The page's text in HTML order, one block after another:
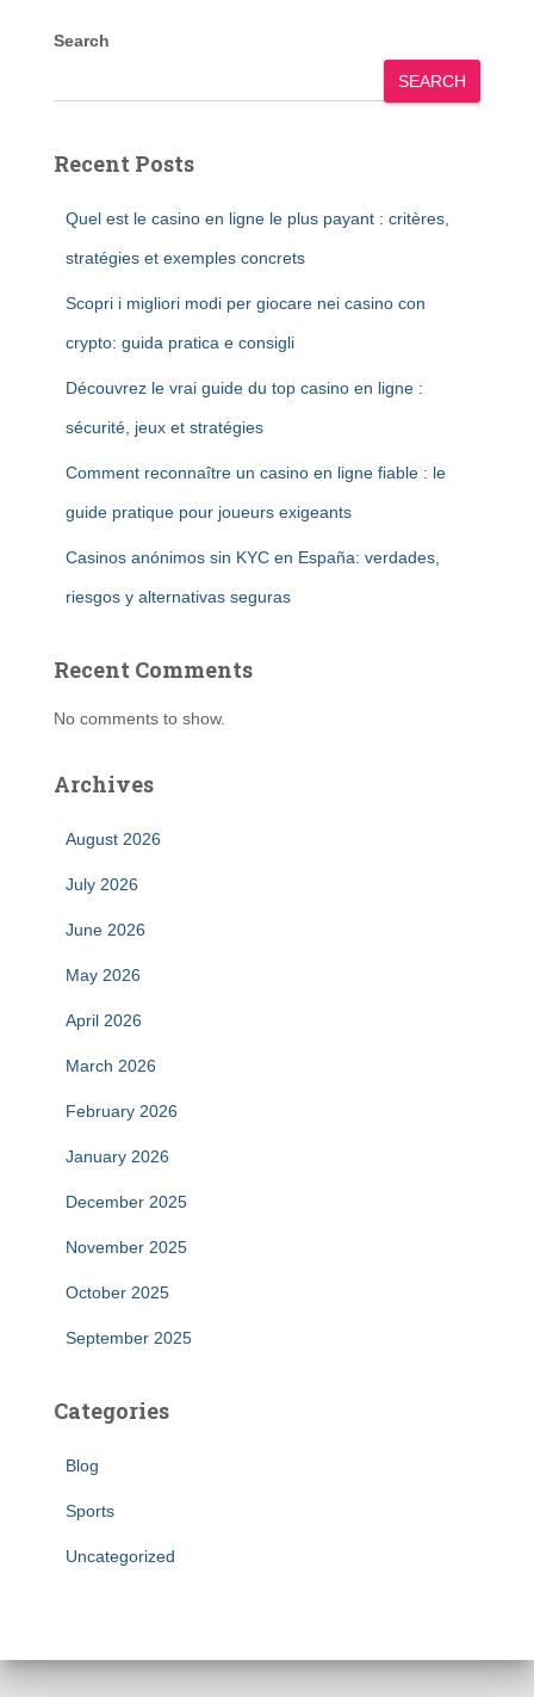
Search
SEARCH
Recent Posts
Quel est le casino en ligne le plus payant : critères,
stratégies et exemples concrets
Scopri i migliori modi per giocare nei casino con
crypto: guida pratica e consigli
Découvrez le vrai guide du top casino en ligne :
sécurité, jeux et stratégies
Comment reconnaître un casino en ligne fiable : le
guide pratique pour joueurs exigeants
Casinos anónimos sin KYC en España: verdades,
riesgos y alternativas seguras
Recent Comments
No comments to show.
Archives
August 2026
July 2026
June 2026
May 2026
April 2026
March 2026
February 2026
January 2026
December 2025
November 2025
October 2025
September 2025
Categories
Blog
Sports
Uncategorized